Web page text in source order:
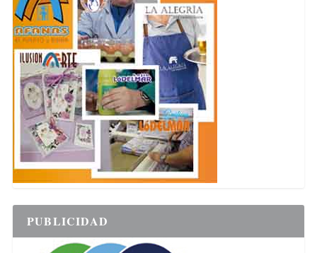
PUBLICIDAD